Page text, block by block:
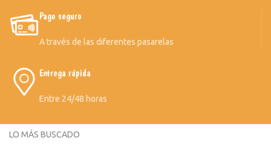
Pago seguro
A través de las diferentes pasarelas
Entrega rápida
Entre 24/48 horas
LO MÁS BUSCADO